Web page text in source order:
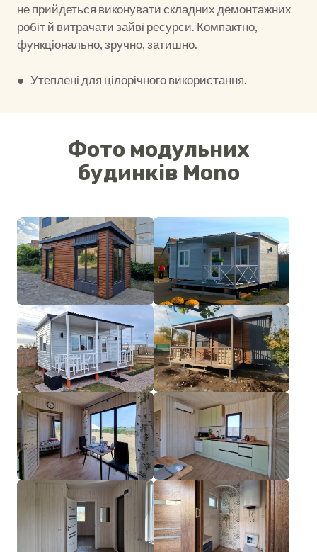
не прийдеться виконувати складних демонтажних
робіт й витрачати зайві ресурси. Компактно,
функціонально, зручно, затишно.
● Утеплені для цілорічного використання.
Фото модульних
будинків Mono